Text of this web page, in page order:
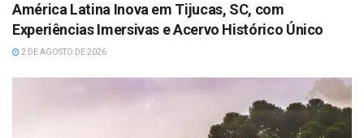
América Latina Inova em Tijucas, SC, com
Experiências Imersivas e Acervo Histórico Único
2 DE AGOSTO DE 2026